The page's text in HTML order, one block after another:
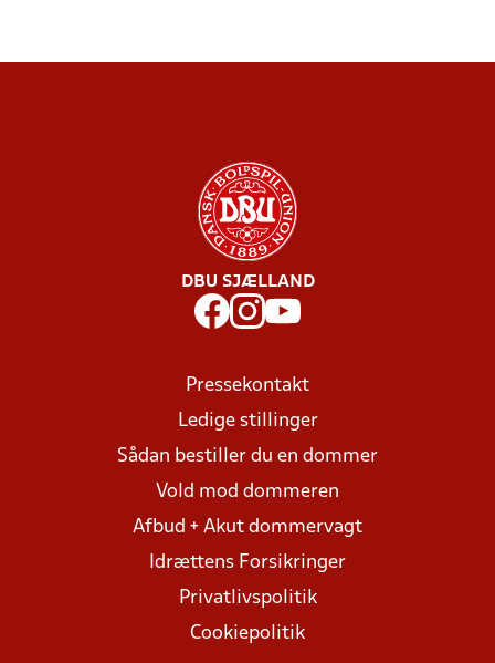
DBU SJÆLLAND
Pressekontakt
Ledige stillinger
Sådan bestiller du en dommer
Vold mod dommeren
Afbud + Akut dommervagt
Idrættens Forsikringer
Privatlivspolitik
Cookiepolitik